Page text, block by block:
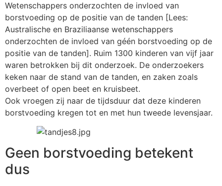
Wetenschappers onderzochten de invloed van
borstvoeding op de positie van de tanden [Lees:
Australische en Braziliaanse wetenschappers
onderzochten de invloed van géén borstvoeding op de
positie van de tanden]. Ruim 1300 kinderen van vijf jaar
waren betrokken bij dit onderzoek. De onderzoekers
keken naar de stand van de tanden, en zaken zoals
overbeet of open beet en kruisbeet.
Ook vroegen zij naar de tijdsduur dat deze kinderen
borstvoeding kregen tot en met hun tweede levensjaar.
Geen borstvoeding betekent
dus